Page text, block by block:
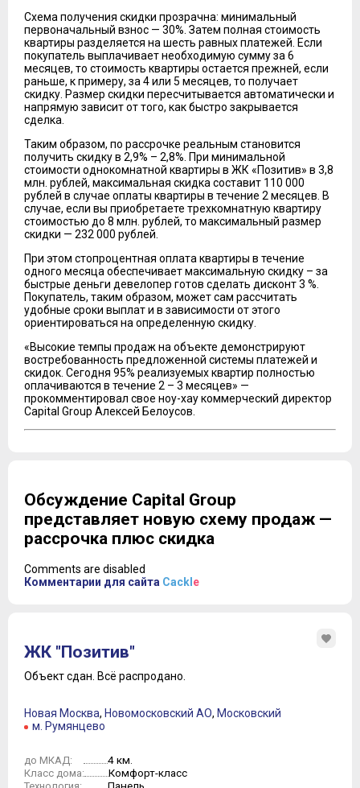
Схема получения скидки прозрачна: минимальный
первоначальный взнос — 30%. Затем полная стоимость
квартиры разделяется на шесть равных платежей. Если
покупатель выплачивает необходимую сумму за 6
месяцев, то стоимость квартиры остается прежней, если
раньше, к примеру, за 4 или 5 месяцев, то получает
скидку. Размер скидки пересчитывается автоматически и
напрямую зависит от того, как быстро закрывается
сделка.
Таким образом, по рассрочке реальным становится
получить скидку в 2,9% – 2,8%. При минимальной
стоимости однокомнатной квартиры в ЖК «Позитив» в 3,8
млн. рублей, максимальная скидка составит 110 000
рублей в случае оплаты квартиры в течение 2 месяцев. В
случае, если вы приобретаете трехкомнатную квартиру
стоимостью до 8 млн. рублей, то максимальный размер
скидки — 232 000 рублей.
При этом стопроцентная оплата квартиры в течение
одного месяца обеспечивает максимальную скидку – за
быстрые деньги девелопер готов сделать дисконт 3 %.
Покупатель, таким образом, может сам рассчитать
удобные сроки выплат и в зависимости от этого
ориентироваться на определенную скидку.
«Высокие темпы продаж на объекте демонстрируют
востребованность предложенной системы платежей и
скидок. Сегодня 95% реализуемых квартир полностью
оплачиваются в течение 2 – 3 месяцев» —
прокомментировал свое ноу-хау коммерческий директор
Capital Group Алексей Белоусов.
Обсуждение Capital Group
представляет новую схему продаж —
рассрочка плюс скидка
Comments are disabled
Комментарии для сайта Cackl e
ЖК "Позитив"
Объект сдан. Всё распродано.
Новая Москва, Новомосковский АО, Московский
м. Румянцево
до МКАД: 4 км.
Класс дома: Комфорт-класс